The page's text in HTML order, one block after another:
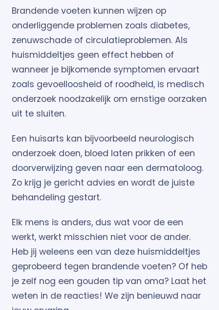
Brandende voeten kunnen wijzen op
onderliggende problemen zoals diabetes,
zenuwschade of circulatieproblemen. Als
huismiddeltjes geen effect hebben of
wanneer je bijkomende symptomen ervaart
zoals gevoelloosheid of roodheid, is medisch
onderzoek noodzakelijk om ernstige oorzaken
uit te sluiten.
Een huisarts kan bijvoorbeeld neurologisch
onderzoek doen, bloed laten prikken of een
doorverwijzing geven naar een dermatoloog.
Zo krijg je gericht advies en wordt de juiste
behandeling gestart.
Elk mens is anders, dus wat voor de een
werkt, werkt misschien niet voor de ander.
Heb jij weleens een van deze huismiddeltjes
geprobeerd tegen brandende voeten? Of heb
je zelf nog een gouden tip van oma? Laat het
weten in de reacties! We zijn benieuwd naar